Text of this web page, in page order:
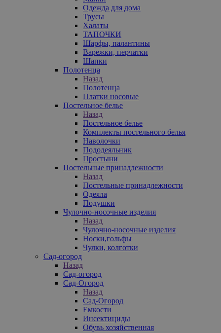
Одежда для дома
Трусы
Халаты
ТАПОЧКИ
Шарфы, палантины
Варежки, перчатки
Шапки
Полотенца
Назад
Полотенца
Платки носовые
Постельное белье
Назад
Постельное белье
Комплекты постельного белья
Наволочки
Пододеяльник
Простыни
Постельные принадлежности
Назад
Постельные принадлежности
Одеяла
Подушки
Чулочно-носочные изделия
Назад
Чулочно-носочные изделия
Носки,гольфы
Чулки, колготки
Сад-огород
Назад
Сад-огород
Сад-Огород
Назад
Сад-Огород
Емкости
Инсектициды
Обувь хозяйственная